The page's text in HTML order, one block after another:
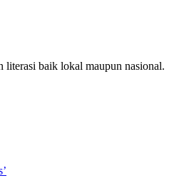
literasi baik lokal maupun nasional.